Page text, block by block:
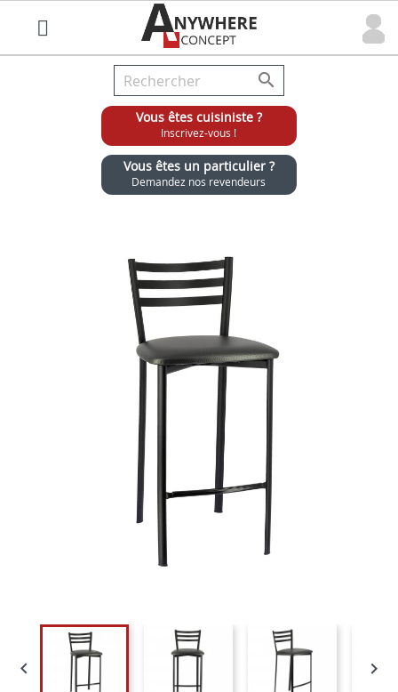

Vous êtes cuisiniste ?
Inscrivez-vous !
Vous êtes un particulier ?
Demandez nos revendeurs
 